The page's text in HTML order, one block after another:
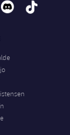
discord tiktok